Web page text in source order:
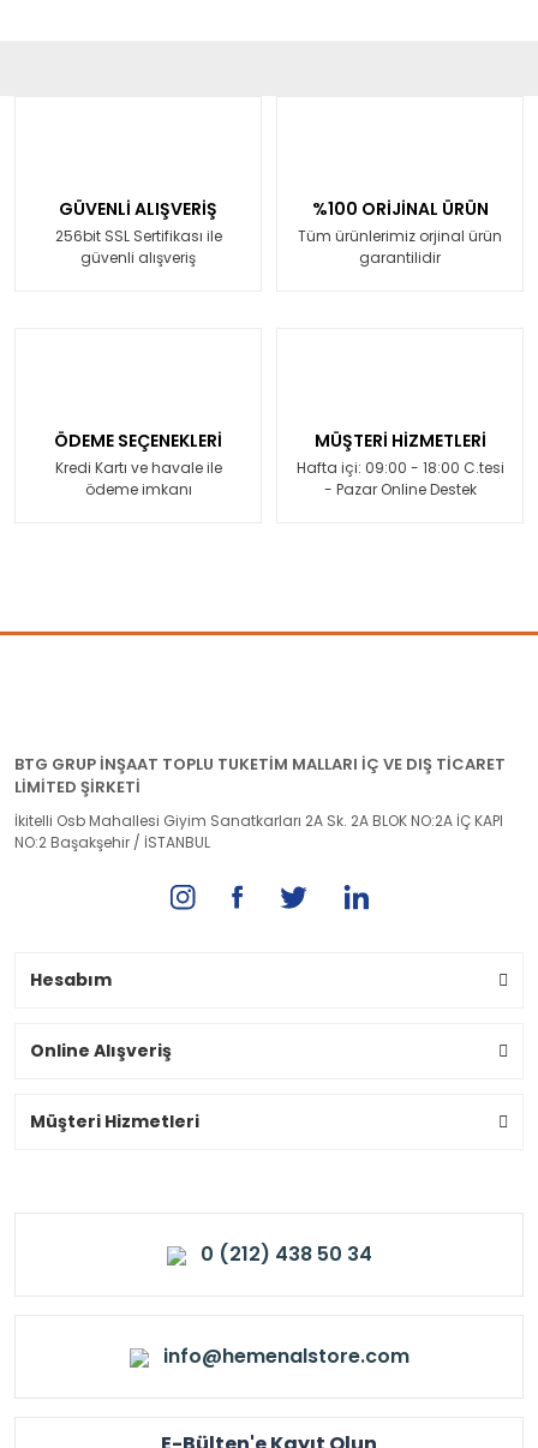
GÜVENLİ ALIŞVERİŞ
256bit SSL Sertifikası ile
güvenli alışveriş
%100 ORİJİNAL ÜRÜN
Tüm ürünlerimiz orjinal ürün
garantilidir
ÖDEME SEÇENEKLERİ
Kredi Kartı ve havale ile
ödeme imkanı
MÜŞTERİ HİZMETLERİ
Hafta içi: 09:00 - 18:00 C.tesi
- Pazar Online Destek
BTG GRUP İNŞAAT TOPLU TUKETİM MALLARI İÇ VE DIŞ TİCARET
LİMİTED ŞİRKETİ
İkitelli Osb Mahallesi Giyim Sanatkarları 2A Sk. 2A BLOK NO:2A İÇ KAPI
NO:2 Başakşehir / İSTANBUL
Hesabım
Online Alışveriş
Müşteri Hizmetleri
0 (212) 438 50 34
info@hemenalstore.com